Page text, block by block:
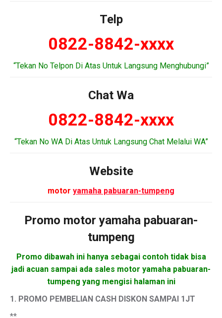
Telp
0822-8842-xxxx
“Tekan No Telpon Di Atas Untuk Langsung Menghubungi”
Chat Wa
0822-8842-xxxx
“Tekan No WA Di Atas Untuk Langsung Chat Melalui WA”
Website
motor yamaha pabuaran-tumpeng
Promo motoryamaha pabuaran-
tumpeng
Promo dibawah ini hanya sebagai contoh tidak bisa
jadi acuan sampai ada sales motor yamaha pabuaran-
tumpeng yang mengisi halaman ini
1. PROMO PEMBELIAN CASH DISKON SAMPAI 1JT